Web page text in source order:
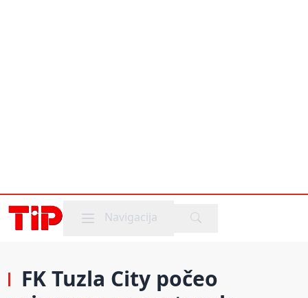
Mobile menu
Navigacija
FK Tuzla City počeo